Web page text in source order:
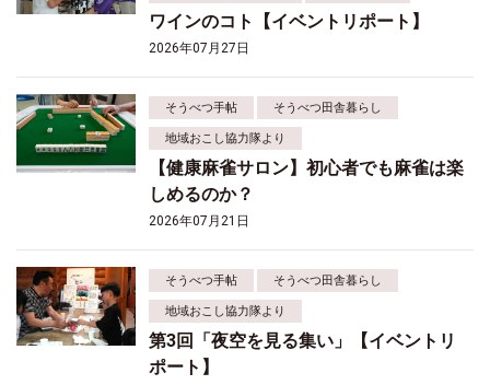
ワインのコト【イベントリポート】
2026年07月27日
そうべつ手帖 そうべつ田舎暮らし
地域おこし協力隊より
【健康麻雀サロン】初心者でも麻雀は楽
しめるのか？
2026年07月21日
そうべつ手帖 そうべつ田舎暮らし
地域おこし協力隊より
第3回「夜空を見る集い」【イベントリ
ポート】